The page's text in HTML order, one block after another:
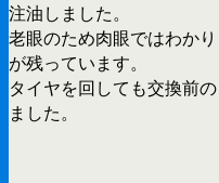
注油しました。
老眼のため肉眼ではわか
が残っています。
タイヤを回しても交換前
ました。